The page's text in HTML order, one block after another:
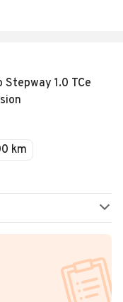
Stepway 1.0 TCe
km